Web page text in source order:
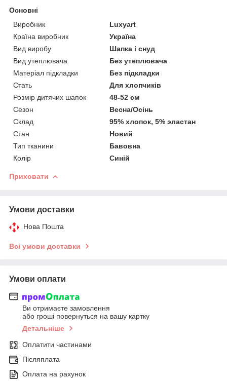
Основні
Виробник
Luxyart
Країна виробник
Україна
Вид виробу
Шапка і снуд
Вид утеплювача
Без утеплювача
Матеріал підкладки
Без підкладки
Стать
Для хлопчиків
Розмір дитячих шапок
48-52 см
Сезон
Весна/Осінь
Склад
95% хлопок, 5% эластан
Стан
Новий
Тип тканини
Бавовна
Колір
Синій
Приховати
Умови доставки
Нова Пошта
Всі умови доставки
Умови оплати
Ви отримаєте замовлення
або гроші повернуться на вашу картку
Детальніше
Оплатити частинами
Післяплата
Оплата на рахунок